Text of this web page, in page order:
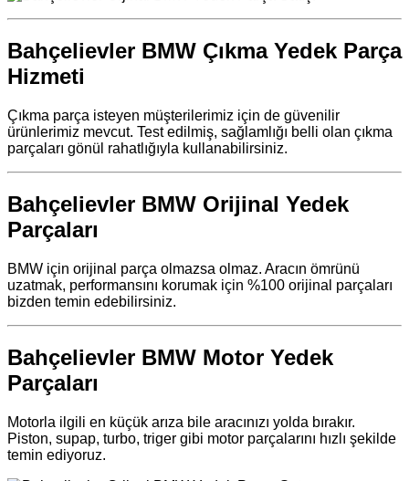
Bahçelievler BMW Çıkma Yedek Parça
Hizmeti
Çıkma parça isteyen müşterilerimiz için de güvenilir
ürünlerimiz mevcut. Test edilmiş, sağlamlığı belli olan çıkma
parçaları gönül rahatlığıyla kullanabilirsiniz.
Bahçelievler BMW Orijinal Yedek
Parçaları
BMW için orijinal parça olmazsa olmaz. Aracın ömrünü
uzatmak, performansını korumak için %100 orijinal parçaları
bizden temin edebilirsiniz.
Bahçelievler BMW Motor Yedek
Parçaları
Motorla ilgili en küçük arıza bile aracınızı yolda bırakır.
Piston, supap, turbo, triger gibi motor parçalarını hızlı şekilde
temin ediyoruz.